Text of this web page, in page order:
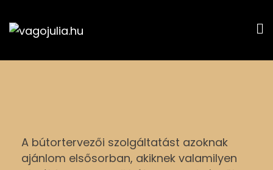
vagojulia.hu
A bútortervezői szolgáltatást azoknak
ajánlom elsősorban, akiknek valamilyen